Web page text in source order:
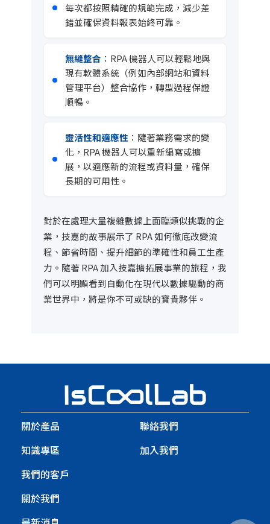
每次都按照精確的規範完成，減少差
錯並確保資料報表始終可靠。
無縫整合 ：RPA 機器人可以輕鬆地與
現有軟體系統（例如內部網站和資料
管理平台）整合協作，轉型過程保證
順暢。
靈活性和適應性 ：隨著業務需求的變
化，RPA 機器人可以重新編寫或擴
展，以適應新的流程或資料量，確保
長期的可用性。
對於在處理大量複雜數據上面臨類似挑戰的企
業，技嘉的故事展示了 RPA 如何徹底改變流
程、節省時間、提升細節的準確性和員工生產
力。隨著 RPA 加入技嘉擴拓展事業的旅程，我
們可以明顯看到自動化在現代以數據驅動的商
業世界中，將是你不可或缺的寶貴夥伴。
關於產品
知識專區
我們的客戶
關於我們
聯絡我們
加入我們